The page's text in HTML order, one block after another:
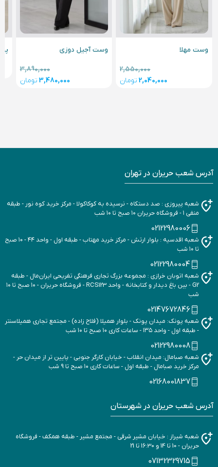
وست مهلا
2,550,000
2,040,000 تومان
وست آجیل دوزی
3,890,000
3,480,000 تومان
آدرس شعب حریران در تهران
شعبه پیروزی : صد دستکاه - نرسیده به کوکاکولا - مرکز خرید کوه نور - طبقه
منفی ۱ - فروشگاه حریران ۱۰ صبح تا ۱۰ شب
02122980006
شعبه اقدسیه : بلوار ارتش - مرکز خرید مهتاب - طبقه اول - واحد ۴۴ - ۱۰ صبح
تا ۱۰ شب
02122980004
شعبه اتوبان خرازی : مجموعه بزرگ تجاری فرهنگی تفریحی ایران‌مال - طبقه
G2 - بین باغ دیدار و کتابخانه - واحد RCS123 - فروشگاه حریران - ۱۰ صبح تا ۱۰
شب
02147672846
شعبه پونک: میدان پونک - بلوار همیلا (فلاح زاده) - مجتمع تجاری همیلاسنتر
- طبقه اول - واحد ۱۳۵ - ساعات کاری ۱۰ صبح تا ۱۰ شب
02122980008
شعبه صبامال: میدان انقلاب - خیابان کارگر جنوبی - پایین تر از میدان حر -
مرکز خرید صبامال - طبقه اول - ساعات کاری ۱۰ صبح تا 9 شب
02168001837
آدرس شعب حریران در شهرستان
شعبه شیراز : خیابان مشیر شرقی - مجتمع مشیر - طبقه همکف - فروشگاه
حریران - 10 تا 14 و 16:30 تا 21
07132329715